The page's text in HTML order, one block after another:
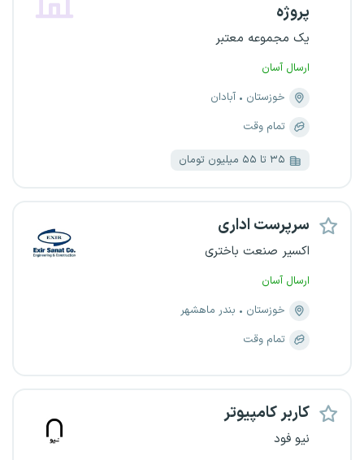
پروژه
یک مجموعه معتبر
ارسال آسان
خوزستان
آبادان
تمام وقت
۳۵ تا ۵۵ میلیون تومان
سرپرست اداری
اکسیر صنعت باختری
ارسال آسان
خوزستان
بندر ماهشهر
تمام وقت
کاربر کامپیوتر
نیو فود